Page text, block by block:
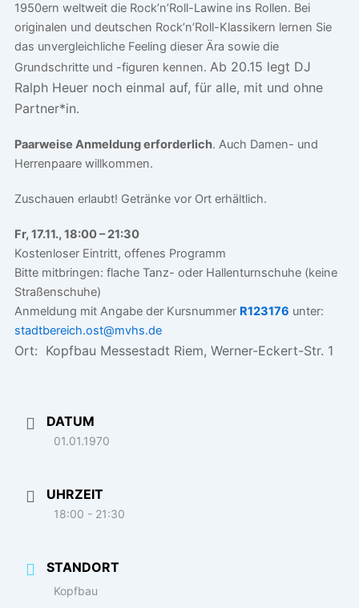
1950ern weltweit die Rock’n’Roll-Lawine ins Rollen. Bei
originalen und deutschen Rock’n’Roll-Klassikern lernen Sie
das unvergleichliche Feeling dieser Ära sowie die
Grundschritte und -figuren kennen. Ab 20.15 legt DJ
Ralph Heuer noch einmal auf, für alle, mit und ohne
Partner*in.
Paarweise Anmeldung erforderlich. Auch Damen- und
Herrenpaare willkommen.
Zuschauen erlaubt! Getränke vor Ort erhältlich.
Fr, 17.11., 18:00 – 21:30
Kostenloser Eintritt, offenes Programm
Bitte mitbringen: flache Tanz- oder Hallenturnschuhe (keine
Straßenschuhe)
Anmeldung mit Angabe der Kursnummer R123176 unter:
stadtbereich.ost@mvhs.de
Ort: Kopfbau Messestadt Riem, Werner-Eckert-Str. 1
DATUM
01.01.1970
UHRZEIT
18:00 - 21:30
STANDORT
Kopfbau